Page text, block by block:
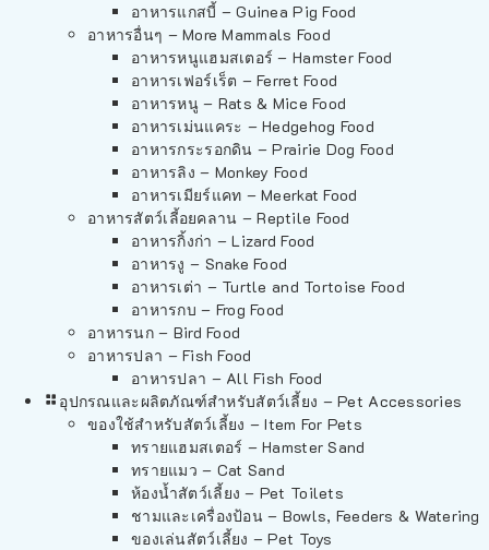
อาหารแกสบี้ – Guinea Pig Food
อาหารอื่นๆ – More Mammals Food
อาหารหนูแฮมสเตอร์ – Hamster Food
อาหารเฟอร์เร็ต – Ferret Food
อาหารหนู – Rats & Mice Food
อาหารเม่นแคระ – Hedgehog Food
อาหารกระรอกดิน – Prairie Dog Food
อาหารลิง – Monkey Food
อาหารเมียร์แคท – Meerkat Food
อาหารสัตว์เลี้อยคลาน – Reptile Food
อาหารกิ้งก่า – Lizard Food
อาหารงู – Snake Food
อาหารเต่า – Turtle and Tortoise Food
อาหารกบ – Frog Food
อาหารนก – Bird Food
อาหารปลา – Fish Food
อาหารปลา – All Fish Food
อุปกรณและผลิตภัณฑ์สำหรับสัตว์เลี้ยง – Pet Accessories
ของใช้สำหรับสัตว์เลี้ยง – Item For Pets
ทรายแฮมสเตอร์ – Hamster Sand
ทรายแมว – Cat Sand
ห้องน้ำสัตว์เลี้ยง – Pet Toilets
ชามและเครื่องป้อน – Bowls, Feeders & Watering
ของเล่นสัตว์เลี้ยง – Pet Toys